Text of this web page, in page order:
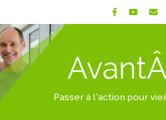
Passer à l'action pour